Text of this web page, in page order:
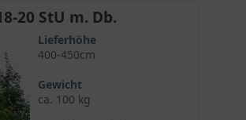
Feuchtigkeit und Staunässe
Nährstoffe. Der Acer
20 StU m. Db.
Lieferhöhe
400-450cm
Gewicht
ca. 100 kg